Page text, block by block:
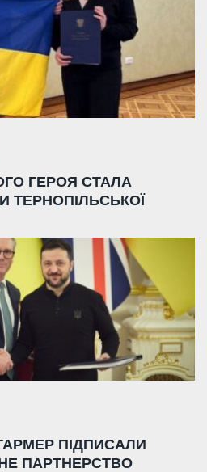
ГЕРОЯ СТАЛА
ПІДПИСАЛИ
ПАРТНЕРСТВО